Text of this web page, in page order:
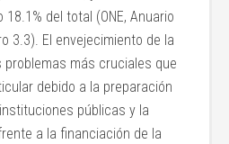
del total (ONE, Anuario
3.3). El envejecimiento de la
problemas más cruciales que
debido a la preparación
públicas y la
a la financiación de la